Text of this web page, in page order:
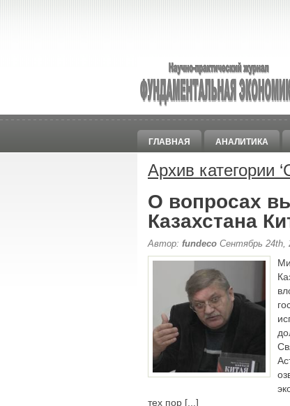
ГЛАВНАЯ АНАЛИТИКА
Архив категории ‘
О вопросах
Казахстана
Автор: fundeco Сентябрь 24th,
тех пор [...]